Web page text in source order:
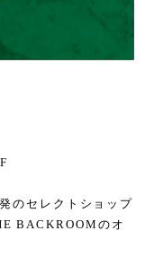
のセレクトショップ
BACKROOMのオ